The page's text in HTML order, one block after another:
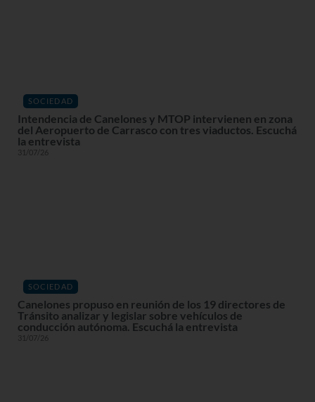
SOCIEDAD
Intendencia de Canelones y MTOP intervienen en zona
del Aeropuerto de Carrasco con tres viaductos. Escuchá
la entrevista
31/07/26
SOCIEDAD
Canelones propuso en reunión de los 19 directores de
Tránsito analizar y legislar sobre vehículos de
conducción autónoma. Escuchá la entrevista
31/07/26